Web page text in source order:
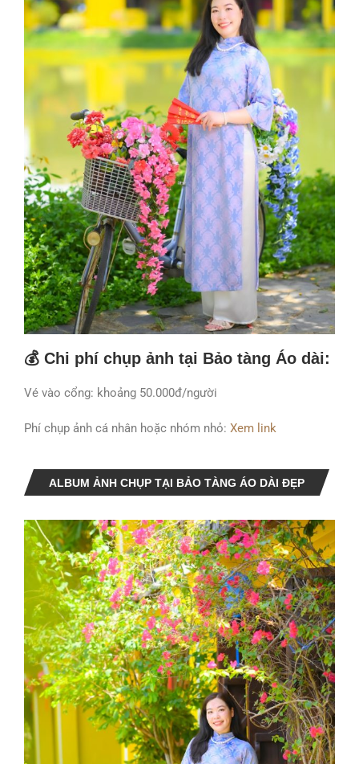
💰 Chi phí chụp ảnh tại Bảo tàng Áo dài:
Vé vào cổng: khoảng 50.000đ/người
Phí chụp ảnh cá nhân hoặc nhóm nhỏ: Xem link
ALBUM ẢNH CHỤP TẠI BẢO TÀNG ÁO DÀI ĐẸP